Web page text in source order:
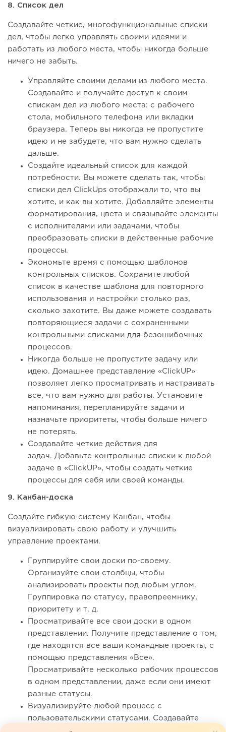
8. Список дел
Создавайте четкие, многофункциональные списки
дел, чтобы легко управлять своими идеями и
работать из любого места, чтобы никогда больше
ничего не забыть.
Управляйте своими делами из любого места.
Создавайте и получайте доступ к своим
спискам дел из любого места: с рабочего
стола, мобильного телефона или вкладки
браузера. Теперь вы никогда не пропустите
идею и не забудете, что вам нужно сделать
дальше.
Создайте идеальный список для каждой
потребности. Вы можете сделать так, чтобы
списки дел ClickUps отображали то, что вы
хотите, и как вы хотите. Добавляйте элементы
форматирования, цвета и связывайте элементы
с исполнителями или задачами, чтобы
преобразовать списки в действенные рабочие
процессы.
Экономьте время с помощью шаблонов
контрольных списков. Сохраните любой
список в качестве шаблона для повторного
использования и настройки столько раз,
сколько захотите. Вы даже можете создавать
повторяющиеся задачи с сохраненными
контрольными списками для безошибочных
процессов.
Никогда больше не пропустите задачу или
идею. Домашнее представление «ClickUP»
позволяет легко просматривать и настраивать
все, что вам нужно для работы. Установите
напоминания, перепланируйте задачи и
назначьте приоритеты, чтобы больше ничего
не потерять.
Создавайте четкие действия для
задач. Добавьте контрольные списки к любой
задаче в «ClickUP», чтобы создать четкие
процессы для себя или своей команды.
9. Канбан-доска
Создайте гибкую систему Канбан, чтобы
визуализировать свою работу и улучшить
управление проектами.
Группируйте свои доски по-своему.
Организуйте свои столбцы, чтобы
анализировать проекты под любым углом.
Группировка по статусу, правопреемнику,
приоритету и т. д.
Просматривайте все свои доски в одном
представлении. Получите представление о том,
где находятся все ваши командные проекты, с
помощью представления «Все».
Просматривайте несколько рабочих процессов
в одном представлении, даже если они имеют
разные статусы.
Визуализируйте любой процесс с
пользовательскими статусами. Создавайте
уникальные статусы для любого рабочего